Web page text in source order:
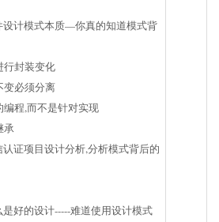
设计模式本质—你真的知道模式背
行封装变化
变必须分离
编程,而不是针对实现
承
证项目设计分析,分析模式背后的
好的设计-----难道使用设计模式